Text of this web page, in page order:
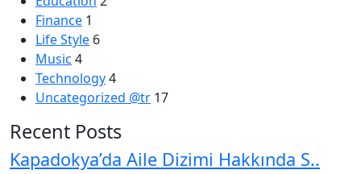
Finance 1
Life Style 6
Music 4
Technology4
Uncategorized @tr 17
Recent Posts
Kapadokya’da Aile Dizimi Hakkında S..